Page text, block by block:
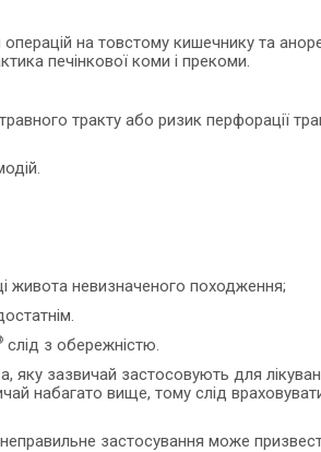
на товстому кишечнику та
печінкової коми і прекоми.
тракту або ризик перфорації
живота невизначеного походження;
слід з обережністю.
яку зазвичай застосовують для
набагато вище, тому слід
застосування може